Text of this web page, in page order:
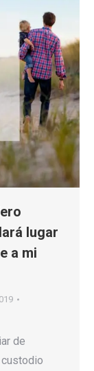
lugar
a mi
de